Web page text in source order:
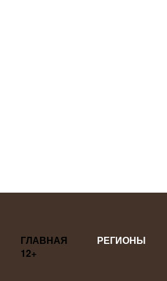
ГЛАВНАЯ
РЕГИОНЫ
12+